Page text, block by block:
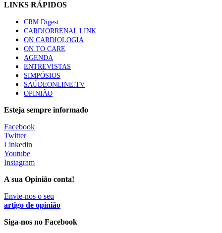
Trodelvy aprovado para primeira linha no cancro da
mama triplo negativo metastático em doentes não
elegíveis para inibidores PD-(L)1
61 visualizações
Especialistas defendem mais potássio na alimentação
para ajudar a controlar a hipertensão
57 visualizações
MAIS NOTÍCIAS
Inteligência Artificial Multimodal na Oftalmologia
Computacional: O Papel Emergente dos Modelos Fundacionais
Visuais e Linguísticos
Hospitais não tinham combustível para três dias no apagão de
LINKS RÁPIDOS
CRM Digest
CARDIORRENAL LINK
ON CARDIOLOGIA
ON TO CARE
AGENDA
ENTREVISTAS
SIMPÓSIOS
SAÚDEONLINE.TV
OPINIÃO
Esteja sempre informado
Facebook
Twitter
Linkedin
Youtube
Instagram
A sua Opinião conta!
Envie-nos o seu
artigo de opinião
Siga-nos no Facebook